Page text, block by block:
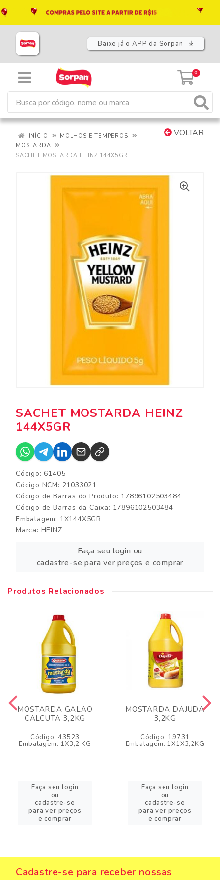
Baixe já o APP da Sorpan
0
VOLTAR
INÍCIO
MOLHOS E TEMPEROS
MOSTARDA
SACHET MOSTARDA HEINZ 144X5GR
SACHET MOSTARDA HEINZ
144X5GR
Código: 61405
Código NCM: 21033021
Código de Barras do Produto: 17896102503484
Código de Barras da Caixa: 17896102503484
Embalagem: 1X144X5GR
Marca: HEINZ
Faça seu login ou
cadastre-se para ver preços e comprar
Produtos Relacionados
MOSTARDA GALAO
CALCUTA 3,2KG
Código: 43523
Embalagem: 1X3,2 KG
Faça seu login
ou
cadastre-se
para ver preços
e comprar
MOSTARDA DAJUDA
3,2KG
Código: 19731
Embalagem: 1X1X3,2KG
Faça seu login
ou
cadastre-se
para ver preços
e comprar
Cadastre-se para receber nossas